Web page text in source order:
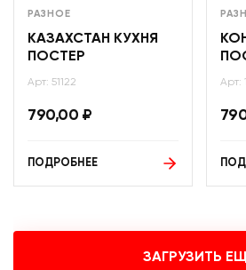
РАЗНОЕ
КАЗАХСТАН КУХНЯ
ПОСТЕР
Арт: 51122
790,00 ₽
ПОДРОБНЕЕ
Арт:
ЗАГРУЗИТЬ